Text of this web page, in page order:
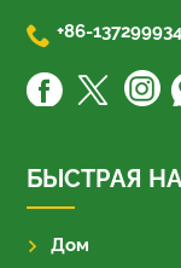
 +86-
БЫСТРАЯ
Дом